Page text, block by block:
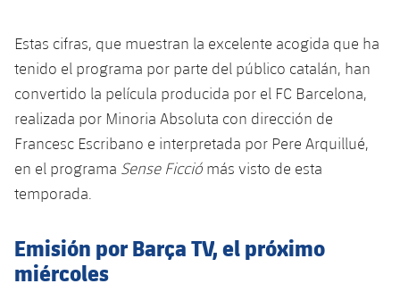
Documents
chevron-right
label.aria.chevronright
Comisiones y órganos
chevron-right
label.aria.chevronright
La Masia
Jugadores de leyenda
Entrenadores
Centro de documentación
Instalaciones
Fotos
Jugadoras históricas
Fotos
Historia
SUB16
SUB14
SUB13
SUB12
Femenino C
Juvenil
SUB13 B
SUB12 C
PLUSICON
MÁS
Primer Equipo
Actualidad
Calendario
Gameday Shows
Base
Base
Junior
Campus Verano
PLUSICON
MÁS
Primer Equipo
plusicon
más
Estas cifras, que muestran la excelente acogida que ha
tenido el programa por parte del público catalán, han
convertido la película producida por el FC Barcelona,
realizada por Minoria Absoluta con dirección de
Francesc Escribano e interpretada por Pere Arquillué,
en el programa Sense Ficció más visto de esta
temporada.
Emisión por Barça TV, el próximo
miércoles